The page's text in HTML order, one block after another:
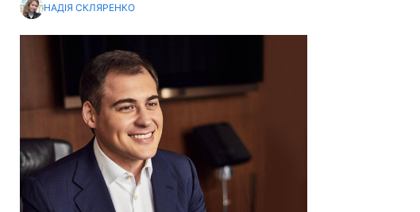
НАДІЯ СКЛЯРЕНКО